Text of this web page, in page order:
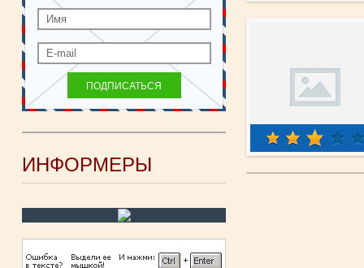
ИНФОРМЕРЫ